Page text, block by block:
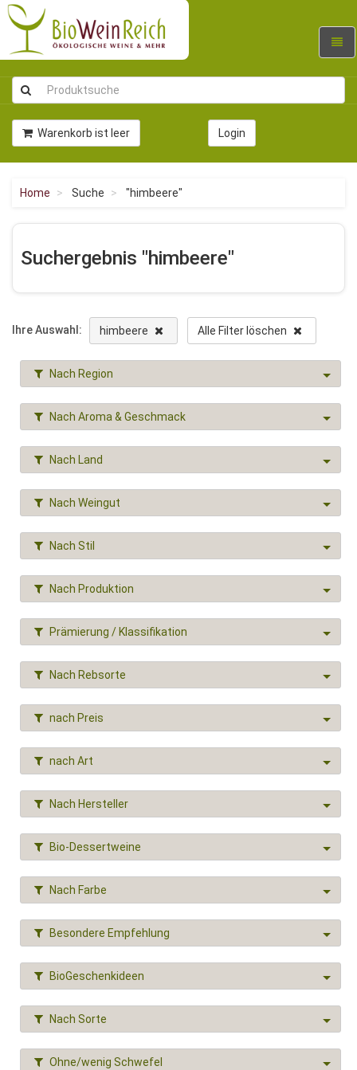
Warenkorb ist leer Login
Home Suche "himbeere"
Suchergebnis "himbeere"
Ihre Auswahl: himbeere Alle Filter löschen
Nach Region
Nach Aroma & Geschmack
Nach Land
Nach Weingut
Nach Stil
Nach Produktion
Prämierung / Klassifikation
Nach Rebsorte
nach Preis
nach Art
Nach Hersteller
Bio-Dessertweine
Nach Farbe
Besondere Empfehlung
BioGeschenkideen
Nach Sorte
Ohne/wenig Schwefel